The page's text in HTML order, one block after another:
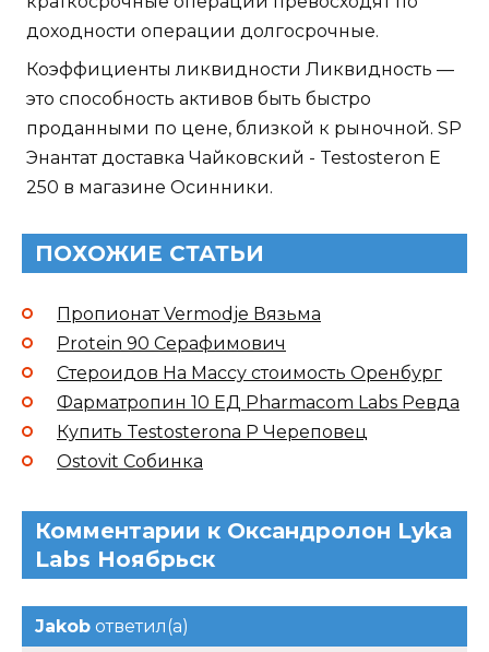
доходности операции долгосрочные.
Коэффициенты ликвидности Ликвидность —
это способность активов быть быстро
проданными по цене, близкой к рыночной. SP
Энантат доставка Чайковский - Testosteron E
250 в магазине Осинники.
ПОХОЖИЕ СТАТЬИ
Пропионат Vermodje Вязьма
Protein 90 Серафимович
Стероидов На Массу стоимость Оренбург
Фарматропин 10 ЕД Pharmacom Labs Ревда
Купить Testosterona P Череповец
Ostovit Собинка
Комментарии к Оксандролон Lyka
Labs Ноябрьск
Jakob ответил(а)